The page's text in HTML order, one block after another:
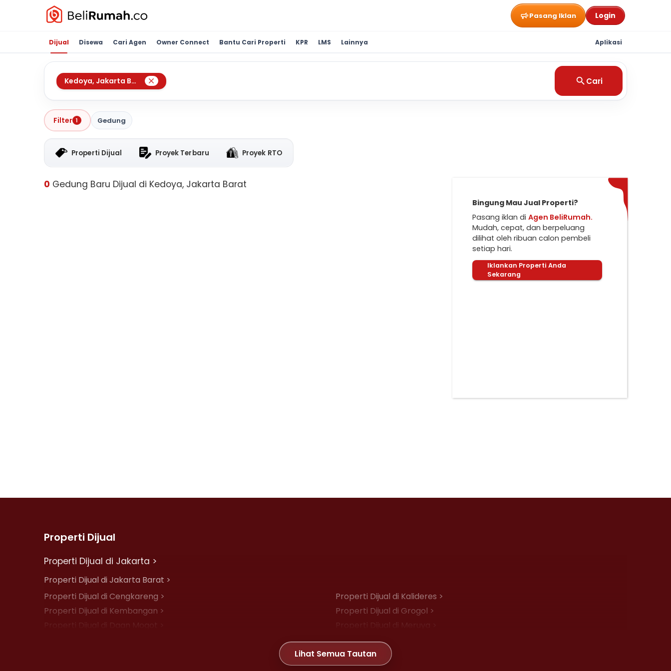
Pasang Iklan Login
Dijual Disewa Cari Agen Owner Connect Bantu Cari Properti KPR LMS Lainnya Aplikasi
Kedoya, Jakarta Barat Cari
Filter 1 Gedung
Properti Dijual Proyek Terbaru Proyek RTO
0 Gedung Baru Dijual di Kedoya, Jakarta Barat
Bingung Mau Jual Properti?
Pasang iklan di Agen BeliRumah.
Mudah, cepat, dan berpeluang
dilihat oleh ribuan calon pembeli
setiap hari.
Iklankan Properti Anda
Sekarang
Properti Dijual
Properti Dijual di Jakarta >
Properti Dijual di Jakarta Barat >
Properti Dijual di Cengkareng >
Properti Dijual di Kalideres >
Properti Dijual di Kembangan >
Properti Dijual di Grogol >
Properti Dijual di Daan Mogot >
Properti Dijual di Meruya >
Properti Dijual di Joglo >
Lihat Semua Tautan